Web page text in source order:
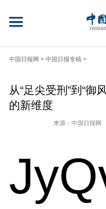
中国日报网 > 中国日报专稿 >
从“足尖受刑”到“御
的新维度
来源：中国日报网